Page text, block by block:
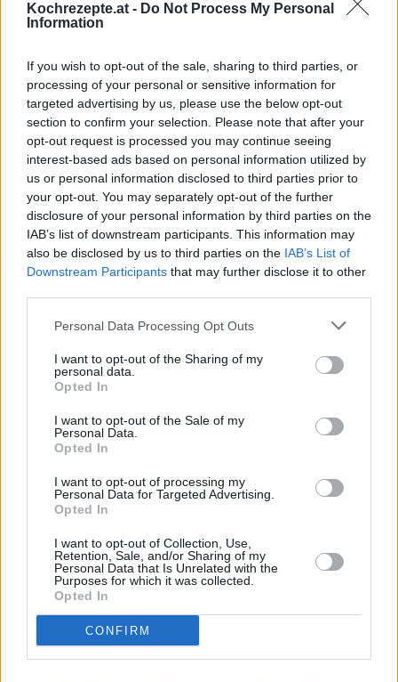
Kochrezepte.at - Do Not Process My Personal
Information
If you wish to opt-out of the sale, sharing to third parties, or
processing of your personal or sensitive information for
targeted advertising by us, please use the below opt-out
section to confirm your selection. Please note that after your
opt-out request is processed you may continue seeing
interest-based ads based on personal information utilized by
us or personal information disclosed to third parties prior to
your opt-out. You may separately opt-out of the further
disclosure of your personal information by third parties on the
IAB’s list of downstream participants. This information may
also be disclosed by us to third parties on the IAB’s List of
Downstream Participants that may further disclose it to other
Personal Data Processing Opt Outs
I want to opt-out of the Sharing of my
personal data.
Opted In
I want to opt-out of the Sale of my
Personal Data.
Opted In
I want to opt-out of processing my
Personal Data for Targeted Advertising.
Opted In
I want to opt-out of Collection, Use,
Retention, Sale, and/or Sharing of my
Personal Data that Is Unrelated with the
Purposes for which it was collected.
Opted In
CONFIRM
Bagel mit Eierspeis und Speck
Mittel
Bagel-Sandwich mit Eiersalat
Leicht
Bagel-Sandwich mit Lachs
Leicht
Omas Bagel
Leicht
Bagel
Tomaten-Mozzarella Bagel
Leicht
Vollkornbagel
Leicht